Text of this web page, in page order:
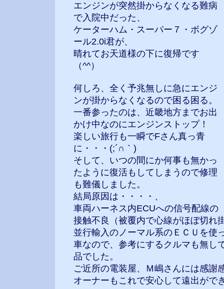
エンジンが突然掛からなくなる難病
で入院中だった、
ケーターハム・スーパー７・ボグゾ
ール2.0i君が、
晴れてお天道様の下に復帰です
（^^）
何しろ、全く予兆無しに急にエンジ
ンが掛からなくなるので困る困る。
一番参ったのは、近畿地方までお出
かけ中なのにエンジンストップ！
楽しい旅行も一瞬でFさん真っ青
に・・・(;´∩｀)
そして、いつの間にか何事も無かっ
たように復活もしてしまうので修理
も難儀しました。
結局原因は・・・・、
車両ハーネス内ECUへの信号配線の
接触不良（被覆内で心線がほぼ切れ
並行輸入のノーマル系のＥＣＵを使
車なので、参考にするクルマも無し
品でした。
ご近所の電装屋、Ｍ嶋さんには感謝
オーナーもこれで安心して遠出がで